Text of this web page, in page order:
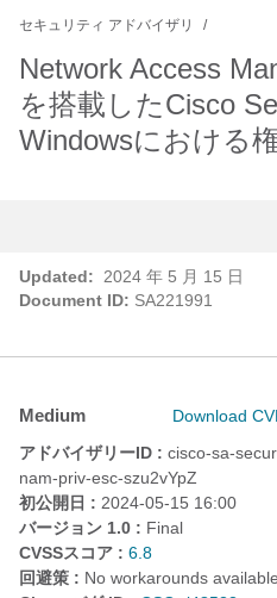
セキュリティ アドバイザリ
Network Access
を搭載したCisco
Windowsにおける
Updated:
2024 年 5 月 15 日
Document ID: SA221991
Medium Download
アドバイザリーID : cisco-sa-
nam-priv-esc-szu2vYpZ
初公開日 : 2024-05-15 16:00
バージョン 1.0 : Final
CVSSスコア : 6.8
回避策 : No workarounds available